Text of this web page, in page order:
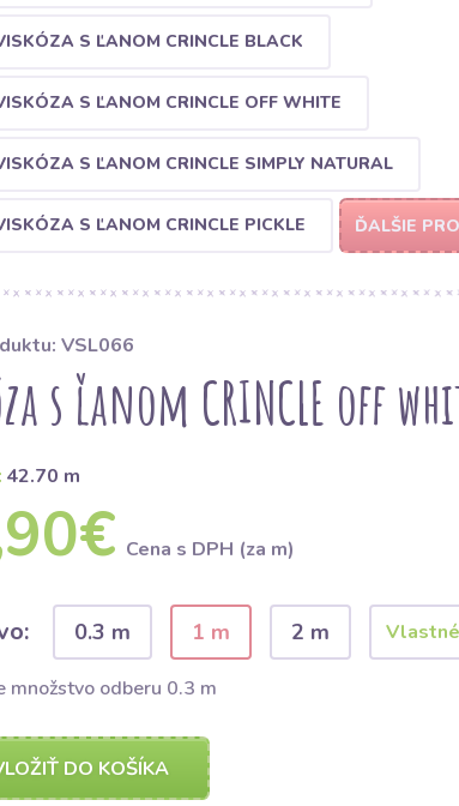
S ĽANOM CRINCLE BLACK
S ĽANOM CRINCLE OFF WHITE
S ĽANOM CRINCLE SIMPLY NATURAL
S ĽANOM CRINCLE PICKLE ĎALŠIE
VSL066
s ľanom CRINCLE off
42.70 m
Cena s DPH (za m)
0.3 m 1 m 2 m
množstvo odberu 0.3 m
DO KOŠÍKA